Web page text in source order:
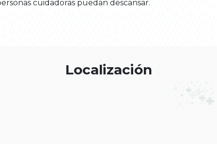
cuidadoras puedan descansar.
Localización